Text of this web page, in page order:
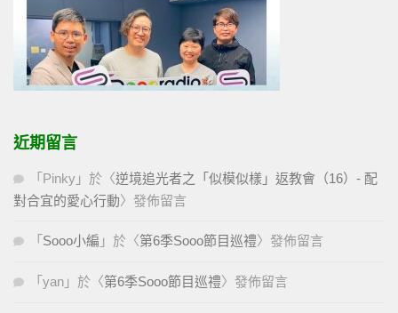
近期留言
「 Pinky 」於〈逆境追光者之「似模似樣」返教會（16）- 配
對合宜的愛心行動〉發佈留言
「 Sooo小編 」於〈第6季Sooo節目巡禮〉發佈留言
「 yan 」於〈第6季Sooo節目巡禮〉發佈留言